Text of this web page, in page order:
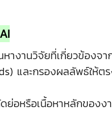
างานวิจัยที่เกี่ยวข้องจ
และกรองผลลัพธ์ให้ต
อหรือเนื้อหาหลักของง